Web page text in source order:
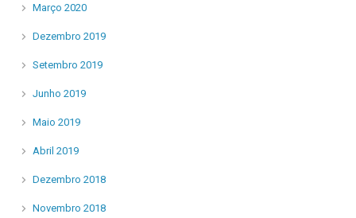
Março 2020
Dezembro 2019
Setembro 2019
Junho 2019
Maio 2019
Abril 2019
Dezembro 2018
Novembro 2018